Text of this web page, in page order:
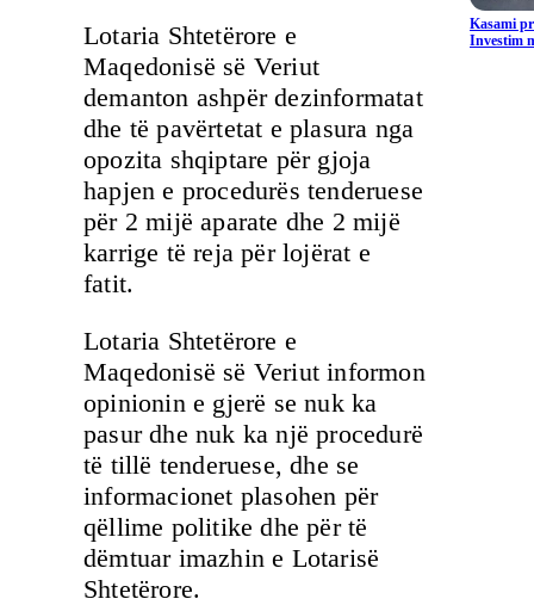
Lotaria Shtetërore e
Maqedonisë së Veriut
demanton ashpër dezinformatat
dhe të pavërtetat e plasura nga
opozita shqiptare për gjoja
hapjen e procedurës tenderuese
për 2 mijë aparate dhe 2 mijë
karrige të reja për lojërat e
fatit.
Lotaria Shtetërore e
Maqedonisë së Veriut informon
opinionin e gjerë se nuk ka
pasur dhe nuk ka një procedurë
të tillë tenderuese, dhe se
informacionet plasohen për
qëllime politike dhe për të
dëmtuar imazhin e Lotarisë
Shtetërore.
Kasami
Investim